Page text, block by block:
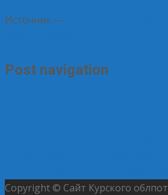
Источник —
.
Post navigation
Copyright © Сайт Курского